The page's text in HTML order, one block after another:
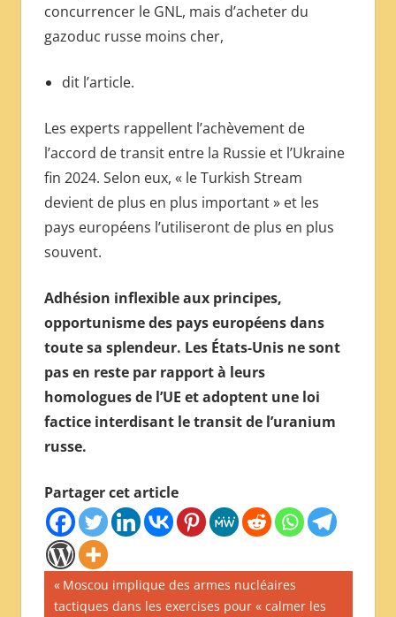
concurrencer le GNL, mais d’acheter du
gazoduc russe moins cher,
dit l’article.
Les experts rappellent l’achèvement de
l’accord de transit entre la Russie et l’Ukraine
fin 2024. Selon eux, « le Turkish Stream
devient de plus en plus important » et les
pays européens l’utiliseront de plus en plus
souvent.
Adhésion inflexible aux principes,
opportunisme des pays européens dans
toute sa splendeur. Les États-Unis ne sont
pas en reste par rapport à leurs
homologues de l’UE et adoptent une loi
factice interdisant le transit de l’uranium
russe.
Partager cet article
Navigation
Publication
précédente :
Moscou implique des armes nucléaires
tactiques dans les exercises pour « calmer les